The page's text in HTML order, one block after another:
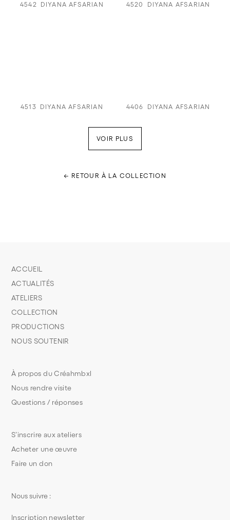
4542 DIYANA AFSARIAN 4520 DIYANA AFSARIAN
4513 DIYANA AFSARIAN 4406 DIYANA AFSARIAN
VOIR PLUS
← RETOUR À LA COLLECTION
S’inscrire aux ateliers
Acheter une œuvre
Faire un don
À propos du Créahmbxl
Nous rendre visite
Questions / réponses
ACCUEIL
ACTUALITÉS
ATELIERS
COLLECTION
PRODUCTIONS
NOUS SOUTENIR
Nous suivre :
Inscription newsletter